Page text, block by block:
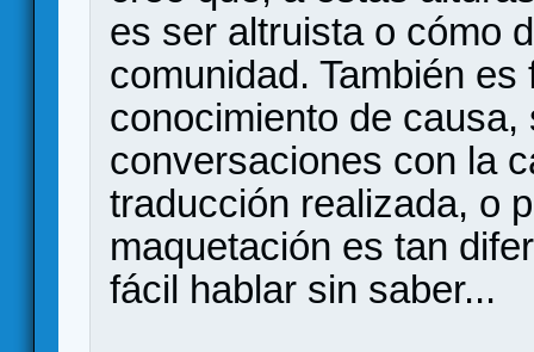
es ser altruista o cómo
comunidad. También
conocimiento de causa,
conversaciones con la
traducción realizada, o
maquetación es tan
fácil hablar sin saber...